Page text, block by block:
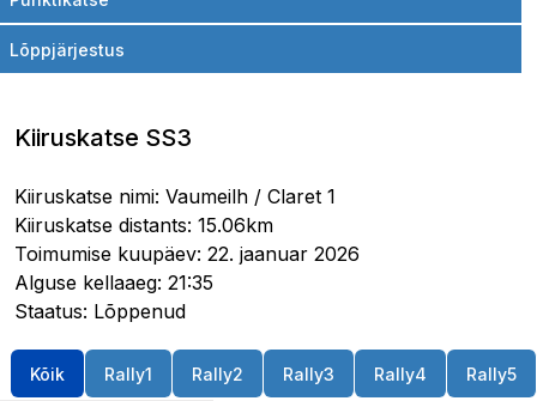
Lõppjärjestus
Kiiruskatse SS3
Kiiruskatse nimi: Vaumeilh / Claret 1
Kiiruskatse distants: 15.06km
Toimumise kuupäev: 22. jaanuar 2026
Alguse kellaaeg: 21:35
Staatus: Lõppenud
Kõik Rally1 Rally2 Rally3 Rally4 Rally5